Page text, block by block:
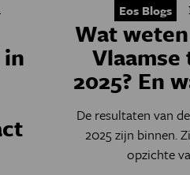
Eos Blogs
Wat
2025? En
De resultaten van
2025 zijn binnen.
opzichte